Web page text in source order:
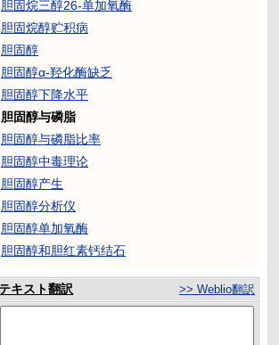
胆固烷三醇26-单加氧酶
胆固烷醇贮积病
胆固醇
胆固醇α-羟化酶缺乏
胆固醇下降水平
胆固醇与磷脂
胆固醇与磷脂比率
胆固醇中毒理论
胆固醇产生
胆固醇分析仪
胆固醇单加氧酶
胆固醇和胆红素钙结石
テキスト翻訳 >> Weblio翻訳